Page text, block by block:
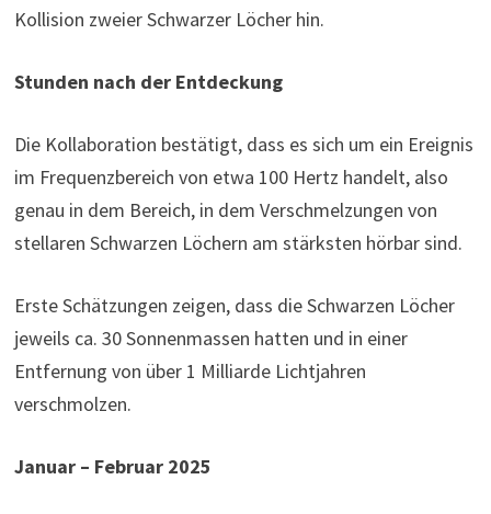
Kollision zweier Schwarzer Löcher hin.
Stunden nach der Entdeckung
Die Kollaboration bestätigt, dass es sich um ein Ereignis
im Frequenzbereich von etwa 100 Hertz handelt, also
genau in dem Bereich, in dem Verschmelzungen von
stellaren Schwarzen Löchern am stärksten hörbar sind.
Erste Schätzungen zeigen, dass die Schwarzen Löcher
jeweils ca. 30 Sonnenmassen hatten und in einer
Entfernung von über 1 Milliarde Lichtjahren
verschmolzen.
Januar – Februar 2025